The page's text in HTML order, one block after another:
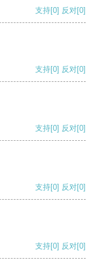
支持[0] 反对[0]
支持[0] 反对[0]
支持[0] 反对[0]
支持[0] 反对[0]
支持[0] 反对[0]